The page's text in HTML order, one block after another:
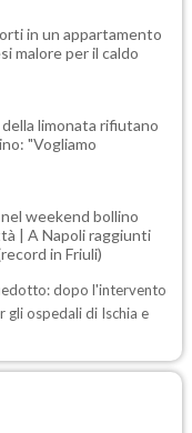
in un appartamento
malore per il caldo
limonata rifiutano
"Vogliamo
weekend bollino
| A Napoli raggiunti
in Friuli)
dopo l'intervento
gli ospedali di Ischia e